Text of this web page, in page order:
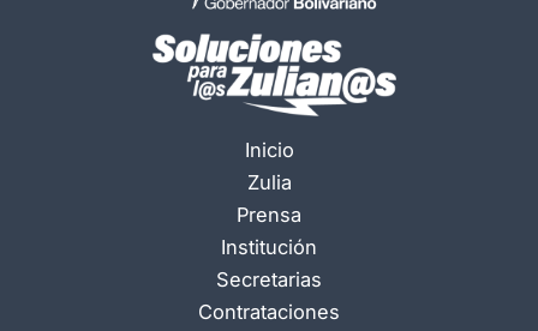
Inicio
Zulia
Prensa
Institución
Secretarias
Contrataciones